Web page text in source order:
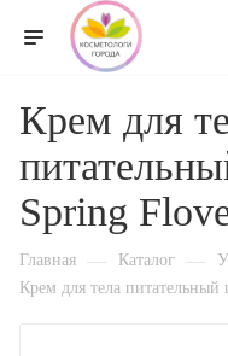
Крем для
Spring
Главная — Каталог —
Крем для тела